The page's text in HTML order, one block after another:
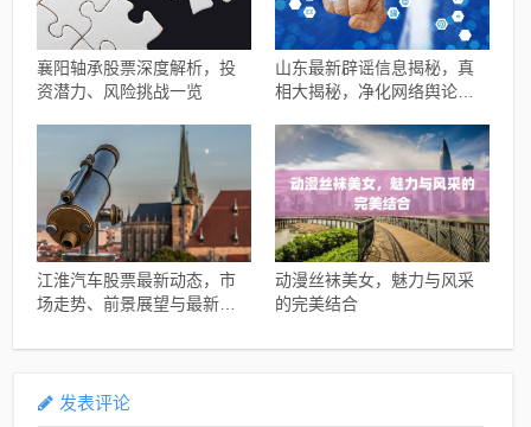
襄阳轴承股票深度解析，投
资潜力、风险挑战一览
山东最新辟谣信息揭秘，真
相大揭秘，净化网络舆论风
江淮汽车股票最新动态，市
场走势、前景展望与最新消
动漫丝袜美女，魅力与风采
的完美结合
发表评论